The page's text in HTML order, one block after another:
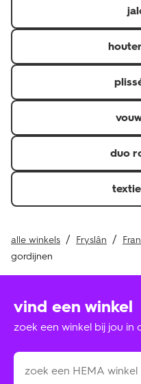
duo
alle winkels Fryslân
gordijnen
vind een winkel
zoek een winkel bij jou in